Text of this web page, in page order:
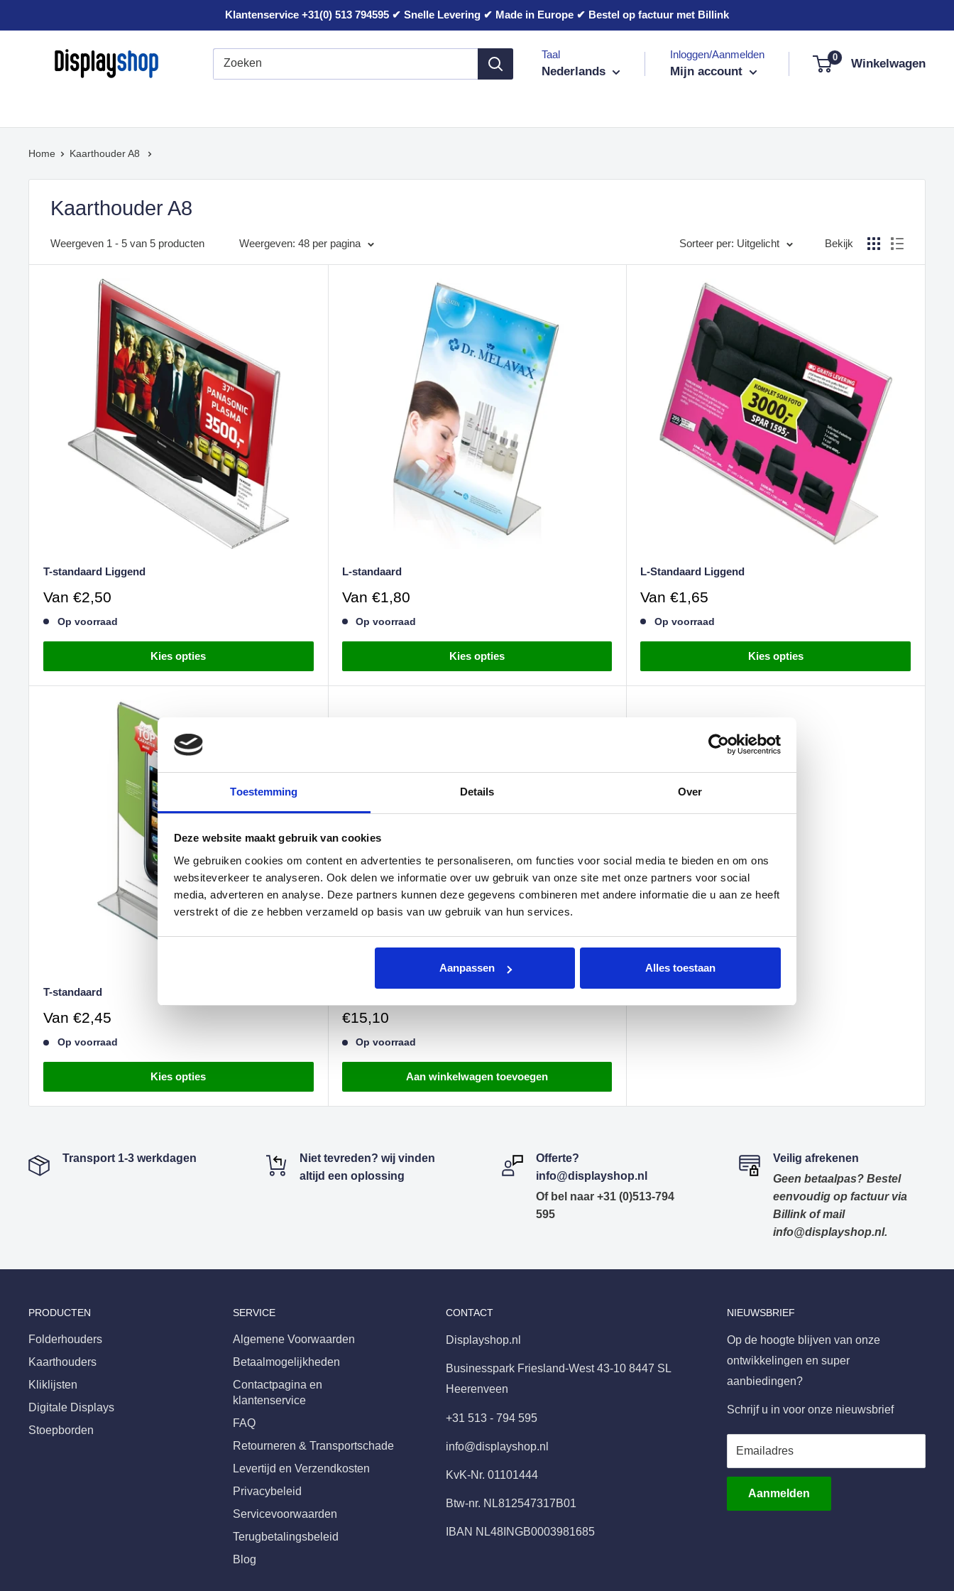
Toestemming Details Over
Deze website maakt gebruik van cookies
We gebruiken cookies om content en advertenties te personaliseren, om functies voor social media te bieden en om ons
websiteverkeer te analyseren. Ook delen we informatie over uw gebruik van onze site met onze partners voor social
media, adverteren en analyse. Deze partners kunnen deze gegevens combineren met andere informatie die u aan ze heeft
verstrekt of die ze hebben verzameld op basis van uw gebruik van hun services.
Aanpassen Alles toestaan
voorbij
Klantenservice +31(0) 513 794595 ✔ Snelle Levering ✔ Made in Europe ✔ Bestel op factuur met Billink
Displayshop.nl Taal
Nederlands
Inloggen/Aanmelden
Mijn account
0 Winkelwagen
Home Kaarthouder A8
Kaarthouder A8
Weergeven 1 - 5 van 5 producten Weergeven: 48 per pagina Sorteer per: Uitgelicht Bekijk
T-standaard Liggend
Verkoopprijs
Van €2,50
Op voorraad
Kies opties
L-standaard
Verkoopprijs
Van €1,80
Op voorraad
Kies opties
L-Standaard Liggend
Verkoopprijs
Van€1,65
Op voorraad
Kies opties
T-standaard
Verkoopprijs
Van €2,45
Op voorraad
Kies opties
Tafelkrijtbord L-Standaard A8 - 5PACK
Verkoopprijs
€15,10
Op voorraad
Aan winkelwagen toevoegen
Transport 1-3 werkdagen
Niet tevreden? wij vinden
altijd een oplossing
Offerte?
info@displayshop.nl
Of bel naar +31 (0)513-794
595
Veilig afrekenen
Geen betaalpas? Bestel
eenvoudig op factuur via
Billink of mail
info@displayshop.nl.
PRODUCTEN
Folderhouders
Kaarthouders
Kliklijsten
Digitale Displays
Stoepborden
SERVICE
Algemene Voorwaarden
Betaalmogelijkheden
Contactpagina en
klantenservice
FAQ
Retourneren & Transportschade
Levertijd en Verzendkosten
Privacybeleid
Servicevoorwaarden
Terugbetalingsbeleid
Blog
CONTACT
Displayshop.nl
Businesspark Friesland-West 43-10 8447 SL
Heerenveen
+31 513 - 794 595
info@displayshop.nl
KvK-Nr. 01101444
Btw-nr. NL812547317B01
IBAN NL48INGB0003981685
NIEUWSBRIEF
Op de hoogte blijven van onze
ontwikkelingen en super
aanbiedingen?
Schrijf u in voor onze nieuwsbrief
Emailadres
Aanmelden